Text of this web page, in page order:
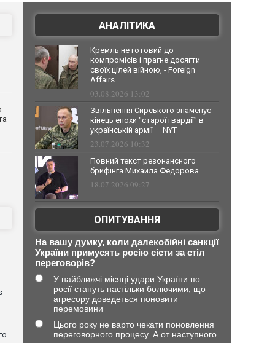
АНАЛІТИКА
Кремль не готовий до
компромісів і прагне досягти
своїх цілей війною, - Foreign
Affairs
03.08.2026 13:02
Звільнення Сирського знаменує
кінець епохи "старої гвардії" в
українській армії — NYT
23.07.2026 10:32
Повний текст резонансного
брифінга Михайла Федорова
18.07.2026 09:27
ОПИТУВАННЯ
На вашу думку, коли далекобійні санкції
України примусять росію сісти за стіл
переговорів?
У найближчі місяці удари України по
росії стануть настільки болючими, що
агресору доведеться поновити
перемовини
Цього року не варто чекати поновлення
переговорного процесу. А от наступного